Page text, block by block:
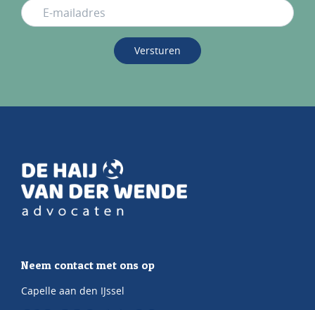
Versturen
Neem contact met ons op
Capelle aan den IJssel